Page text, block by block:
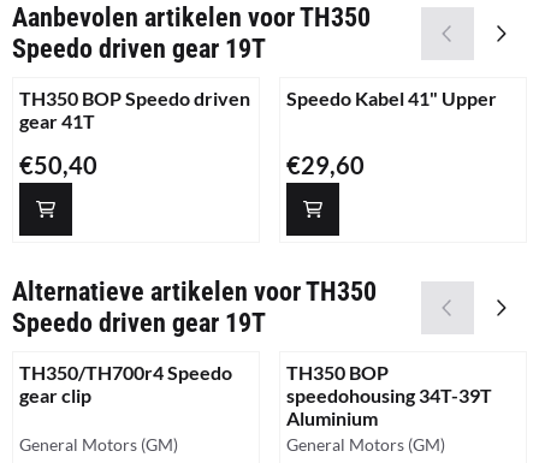
Aanbevolen artikelen voorTH350
Speedo driven gear 19T
TH350 BOP Speedo driven
gear 41T
Prijs: 50,40
€50,40
Speedo Kabel 41" Upper
Prijs: 29,60
€29,60
Alternatieve artikelen voorTH350
Speedo driven gear 19T
TH350/TH700r4 Speedo
gear clip
Merk:
General Motors (GM)
TH350 BOP
speedohousing 34T-39T
Aluminium
Merk:
General Motors (GM)